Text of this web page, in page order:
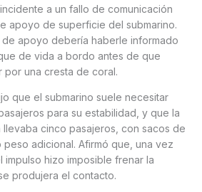
a un fallo de comunicación
apoyo de superficie del submarino.
apoyo debería haberle informado
de vida a bordo antes de que
por una cresta de coral.
que el submarino suele necesitar
para su estabilidad, y que la
llevaba cinco pasajeros, con sacos de
adicional. Afirmó que, una vez
impulso hizo imposible frenar la
produjera el contacto.